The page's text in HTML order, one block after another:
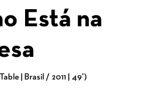
Está na
| Brasil / 2011 | 49')